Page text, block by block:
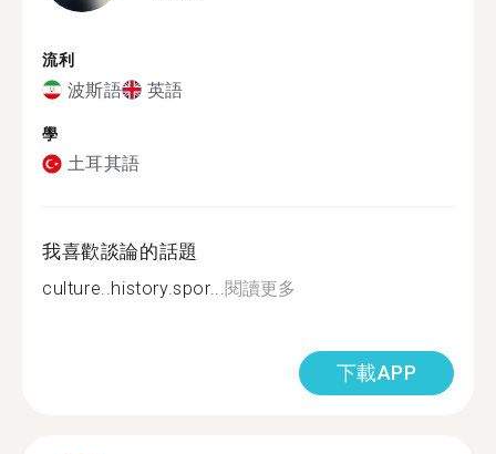
流利
波斯語 英語
學
土耳其語
我喜歡談論的話題
culture..history.spor...閱讀更多
下載APP